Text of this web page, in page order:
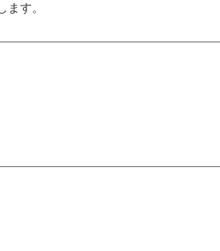
す。